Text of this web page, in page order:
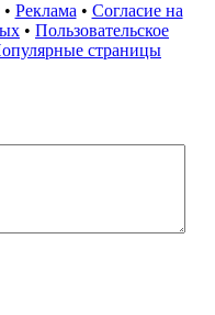
• Реклама • Согласие на
• Пользовательское
страницы